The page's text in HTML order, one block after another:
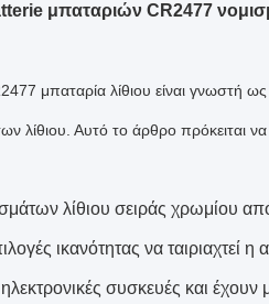
μπαταριών CR2477
μπαταρία λίθιου είναι γνωστή
λίθιου. Αυτό το άρθρο πρόκειται να
λίθιου σειράς χρωμίου
ικανότητας να
ηλεκτρονικές συσκευές και